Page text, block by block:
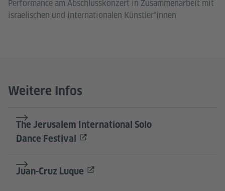
Performance am Abschlusskonzert in Zusammenarbeit mit
israelischen und internationalen Künstler*innen
Weitere Infos
The Jerusalem International Solo
Dance Festival
Juan-Cruz Luque